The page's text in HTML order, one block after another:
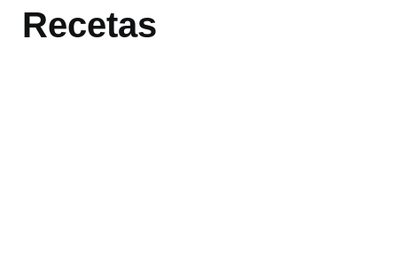
Recetas